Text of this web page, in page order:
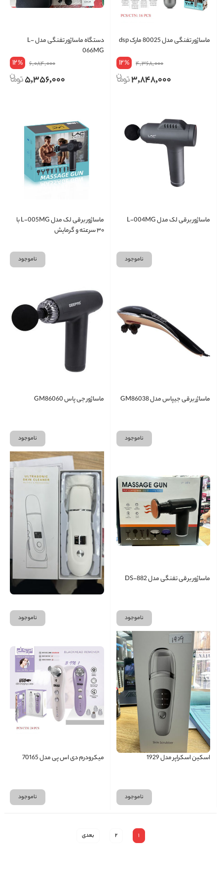
ماساژور تفنگی مدل 80025 مارک dsp
4,368,000
12%
3,848,000
دستگاه ماساژور تفنگی مدل L-
066MG
6,084,000
12%
5,356,000
ماساژور برقی لک مدل L-004MG
ناموجود
ماساژور برقی لک مدل L-005MG با
۳۰ سرعته و گرمایش
ناموجود
ماساژر برقی جیپاس مدل GM86038
ناموجود
ماساژور جی پاس GM86060
ناموجود
ماساژور برقی تفنگی مدل DS-882
ناموجود
اولترا سونیک اسکین کلینر
ناموجود
اسکین اسکراپر مدل 1929
ناموجود
میکرودرم دی اس پی مدل 70165
ناموجود
1
2 بعدی